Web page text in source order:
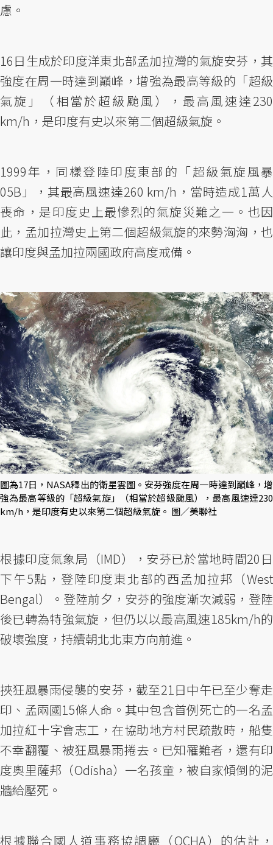
慮。
16日生成於印度洋東北部孟加拉灣的氣旋安芬，其
強度在周一時達到巔峰，增強為最高等級的「超級
氣旋」（相當於超級颱風），最高風速達230
km/h，是印度有史以來第二個超級氣旋。
1999年，同樣登陸印度東部的「超級氣旋風暴
05B」，其最高風速達260 km/h，當時造成1萬人
喪命，是印度史上最慘烈的氣旋災難之一。也因
此，孟加拉灣史上第二個超級氣旋的來勢洶洶，也
讓印度與孟加拉兩國政府高度戒備。
圖為17日，NASA釋出的衛星雲圖。安芬強度在周一時達到巔峰，增
強為最高等級的「超級氣旋」（相當於超級颱風），最高風速達230
km/h，是印度有史以來第二個超級氣旋。 圖／美聯社
根據印度氣象局（IMD），安芬已於當地時間20日
下午5點，登陸印度東北部的西孟加拉邦（West
Bengal）。登陸前夕，安芬的強度漸次減弱，登陸
後已轉為特強氣旋，但仍以以最高風速185km/h的
破壞強度，持續朝北北東方向前進。
挾狂風暴雨侵襲的安芬，截至21日中午已至少奪走
印、孟兩國15條人命。其中包含首例死亡的一名孟
加拉紅十字會志工，在協助地方村民疏散時，船隻
不幸翻覆、被狂風暴雨捲去。已知罹難者，還有印
度奧里薩邦（Odisha）一名孩童，被自家傾倒的泥
牆給壓死。
根據聯合國人道事務協調廳（OCHA）的估計，